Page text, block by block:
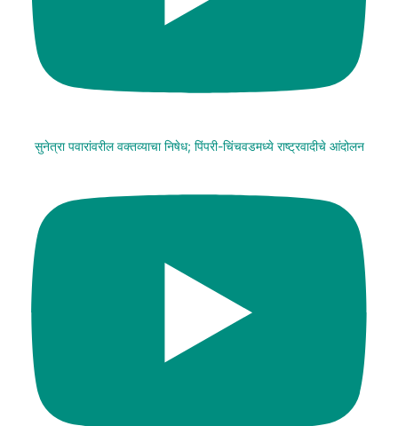
सुनेत्रा पवारांवरील वक्तव्याचा निषेध; पिंपरी-चिंचवडमध्ये राष्ट्रवादीचे आंदोलन